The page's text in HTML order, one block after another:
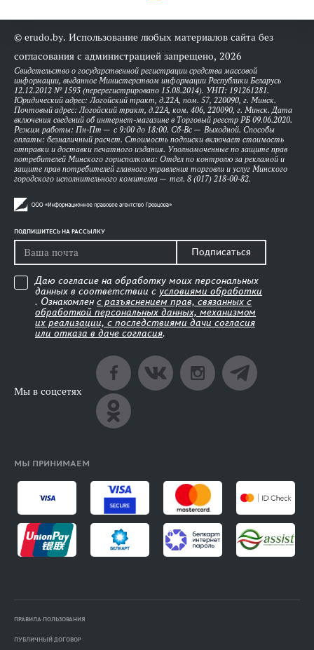
© erudo.by. Использование любых материалов сайта без
согласования с администрацией запрещено, 2026
Свидетельство о государственной регистрации средства массовой
информации, выданное Министерством информации Республики Беларусь
12.12.2012 № 1593 (перерегистрировано 15.08.2014). УНП: 191261281.
Юридический адрес: Логойский тракт, д.22А, пом. 57, 220090, г. Минск.
Почтовый адрес: Логойский тракт, д.22А, ком. 406, 220090, г. Минск. Дата
включения сведений об интернет-магазине в Торговый реестр РБ 09.06.2020.
Режим работы: Пн-Пт — с 9:00 до 18:00. Сб-Вс — Выходной. Способы
оплаты: безналичный расчет. Стоимость подписки включает стоимость
отправки и доставки печатного издания. Уполномоченные по защите прав
потребителей Минского горисполкома: Отдел по контролю за рекламой и
защите прав потребителей главного управления торговли и услуг Минского
городского исполнительного комитета — тел. 8 (017) 218-00-82.
ПОДПИШИТЕСЬ НА РАССЫЛКУ
Подписаться
Даю согласие на обработку моих персональных
данных в соответствии с условиями обработки
. Ознакомлен с разъяснением прав, связанных с
обработкой персональных данных, механизмом
их реализации, с последствиями дачи согласия
или отказа в даче согласия.
Мы в соцсетях
МЫ ПРИНИМАЕМ
ПРАВИЛА ПОЛЬЗОВАНИЯ
ПУБЛИЧНЫЙ ДОГОВОР